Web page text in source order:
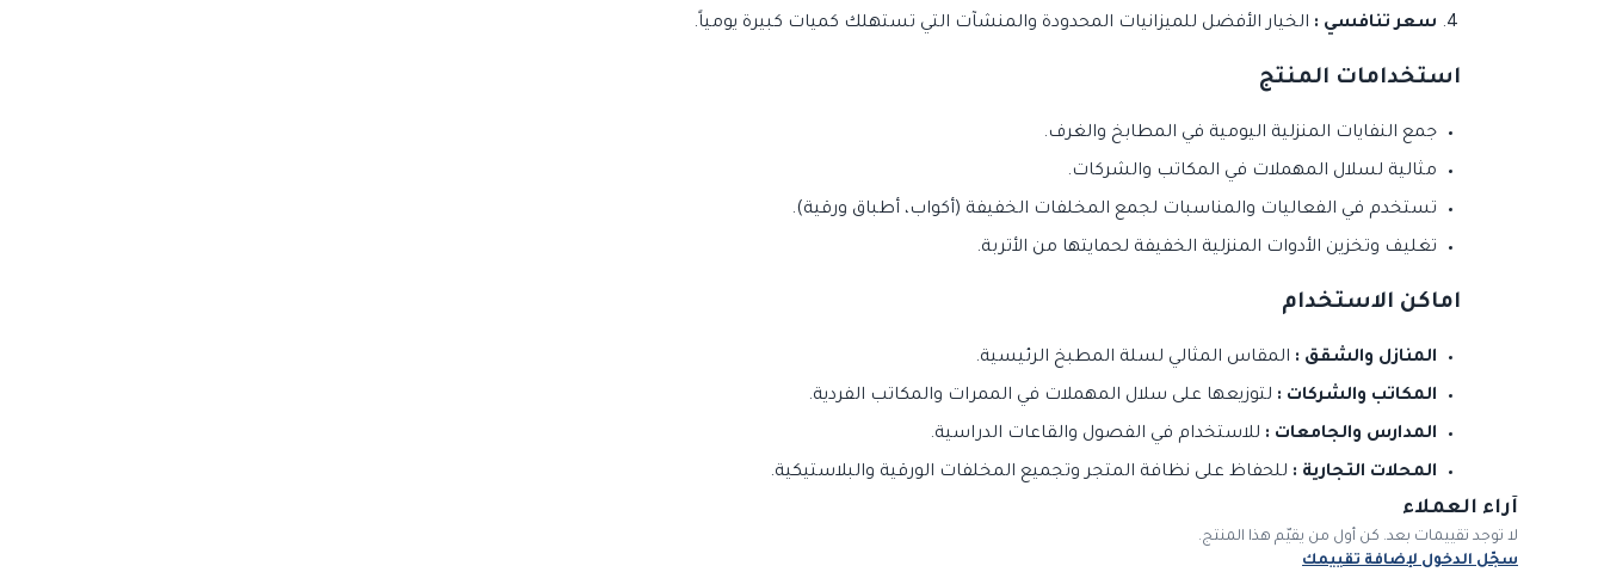
سعر تنافسي : الخيار الأفضل للميزانيات المحدودة والمنشآت التي تستهلك كميات كبيرة يومياً.
استخدامات المنتج
جمع النفايات المنزلية اليومية في المطابخ والغرف.
مثالية لسلال المهملات في المكاتب والشركات.
تستخدم في الفعاليات والمناسبات لجمع المخلفات الخفيفة (أكواب، أطباق ورقية).
تغليف وتخزين الأدوات المنزلية الخفيفة لحمايتها من الأتربة.
اماكن الاستخدام
المنازل والشقق : المقاس المثالي لسلة المطبخ الرئيسية.
المكاتب والشركات : لتوزيعها على سلال المهملات في الممرات والمكاتب الفردية.
المدارس والجامعات : للاستخدام في الفصول والقاعات الدراسية.
المحلات التجارية : للحفاظ على نظافة المتجر وتجميع المخلفات الورقية والبلاستيكية.
آراء العملاء
لا توجد تقييمات بعد. كن أول من يقيّم هذا المنتج.
سجّل الدخول لإضافة تقييمك